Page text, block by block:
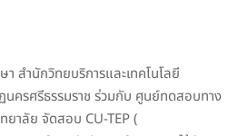
สำนักวิทยบริการและเทคโนโลยี
นครศรีธรรมราช ร่วมกับ ศูนย์ทดสอบทาง
าลัย จัดสอบ CU-TEP (